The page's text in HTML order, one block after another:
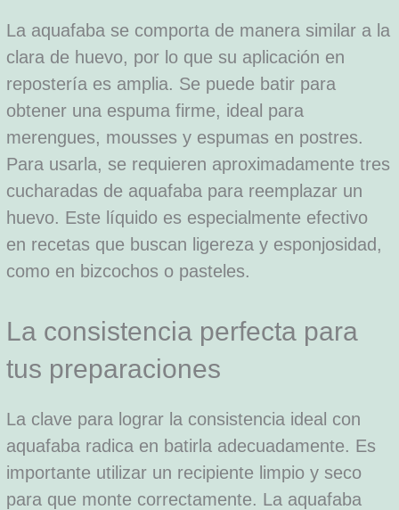
La aquafaba se comporta de manera similar a la
clara de huevo, por lo que su aplicación en
repostería es amplia. Se puede batir para
obtener una espuma firme, ideal para
merengues, mousses y espumas en postres.
Para usarla, se requieren aproximadamente tres
cucharadas de aquafaba para reemplazar un
huevo. Este líquido es especialmente efectivo
en recetas que buscan ligereza y esponjosidad,
como en bizcochos o pasteles.
La consistencia perfecta para
tus preparaciones
La clave para lograr la consistencia ideal con
aquafaba radica en batirla adecuadamente. Es
importante utilizar un recipiente limpio y seco
para que monte correctamente. La aquafaba